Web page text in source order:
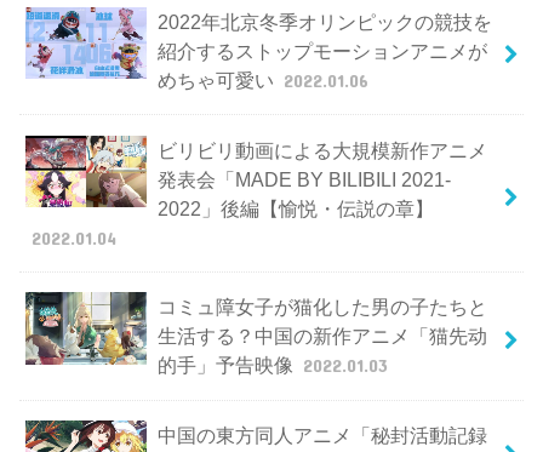
2022年北京冬季オリンピックの競技を
紹介するストップモーションアニメが
めちゃ可愛い 2022.01.06
ビリビリ動画による大規模新作アニメ
発表会「MADE BY BILIBILI 2021-
2022」後編【愉悦・伝説の章】
2022.01.04
コミュ障女子が猫化した男の子たちと
生活する？中国の新作アニメ「猫先动
的手」予告映像
2022.01.03
中国の東方同人アニメ「秘封活動記録